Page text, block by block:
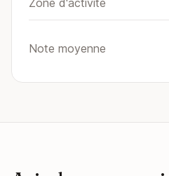
Zone d'activité
Note moyenne